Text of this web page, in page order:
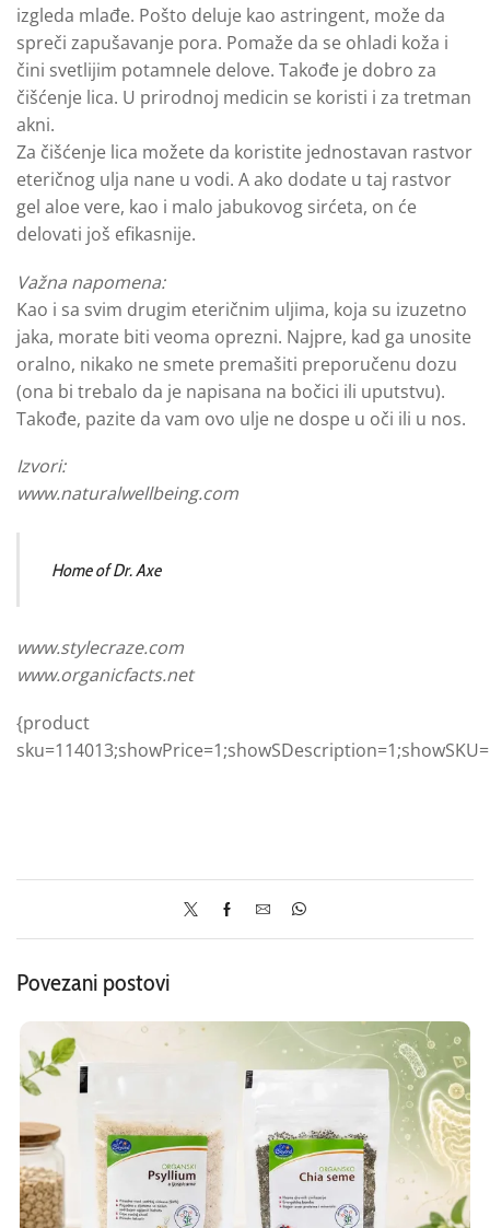
izgleda mlađe. Pošto deluje kao astringent, može da
spreči zapušavanje pora. Pomaže da se ohladi koža i
čini svetlijim potamnele delove. Takođe je dobro za
čišćenje lica. U prirodnoj medicin se koristi i za tretman
akni.
Za čišćenje lica možete da koristite jednostavan rastvor
eteričnog ulja nane u vodi. A ako dodate u taj rastvor
gel aloe vere, kao i malo jabukovog sirćeta, on će
delovati još efikasnije.
Važna napomena:
Kao i sa svim drugim eteričnim uljima, koja su izuzetno
jaka, morate biti veoma oprezni. Najpre, kad ga unosite
oralno, nikako ne smete premašiti preporučenu dozu
(ona bi trebalo da je napisana na bočici ili uputstvu).
Takođe, pazite da vam ovo ulje ne dospe u oči ili u nos.
Izvori:
www.naturalwellbeing.com
Home of Dr. Axe
www.stylecraze.com
www.organicfacts.net
{product
Povezani postovi